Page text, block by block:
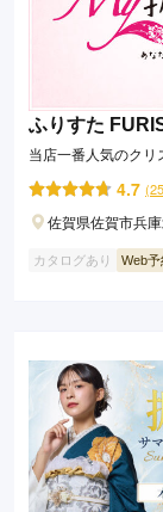
ふりすた
当店一番人気のクリ
4.7
佐賀県佐賀市兵
カタログあり Web